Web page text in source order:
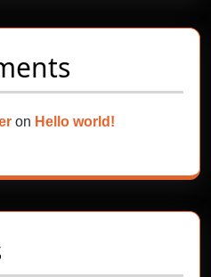
on Hello world!